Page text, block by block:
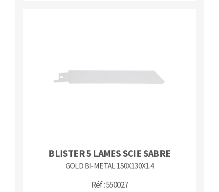
BLISTER 5 LAMES SCIE SABRE
GOLD BI-METAL 150X130X1.4
Réf : 550027